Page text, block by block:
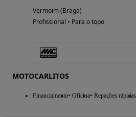
Vermoim (Braga)
Profissional • Para o topo
MOTOCARLITOS
Financiamento Oficina Repações rápidas